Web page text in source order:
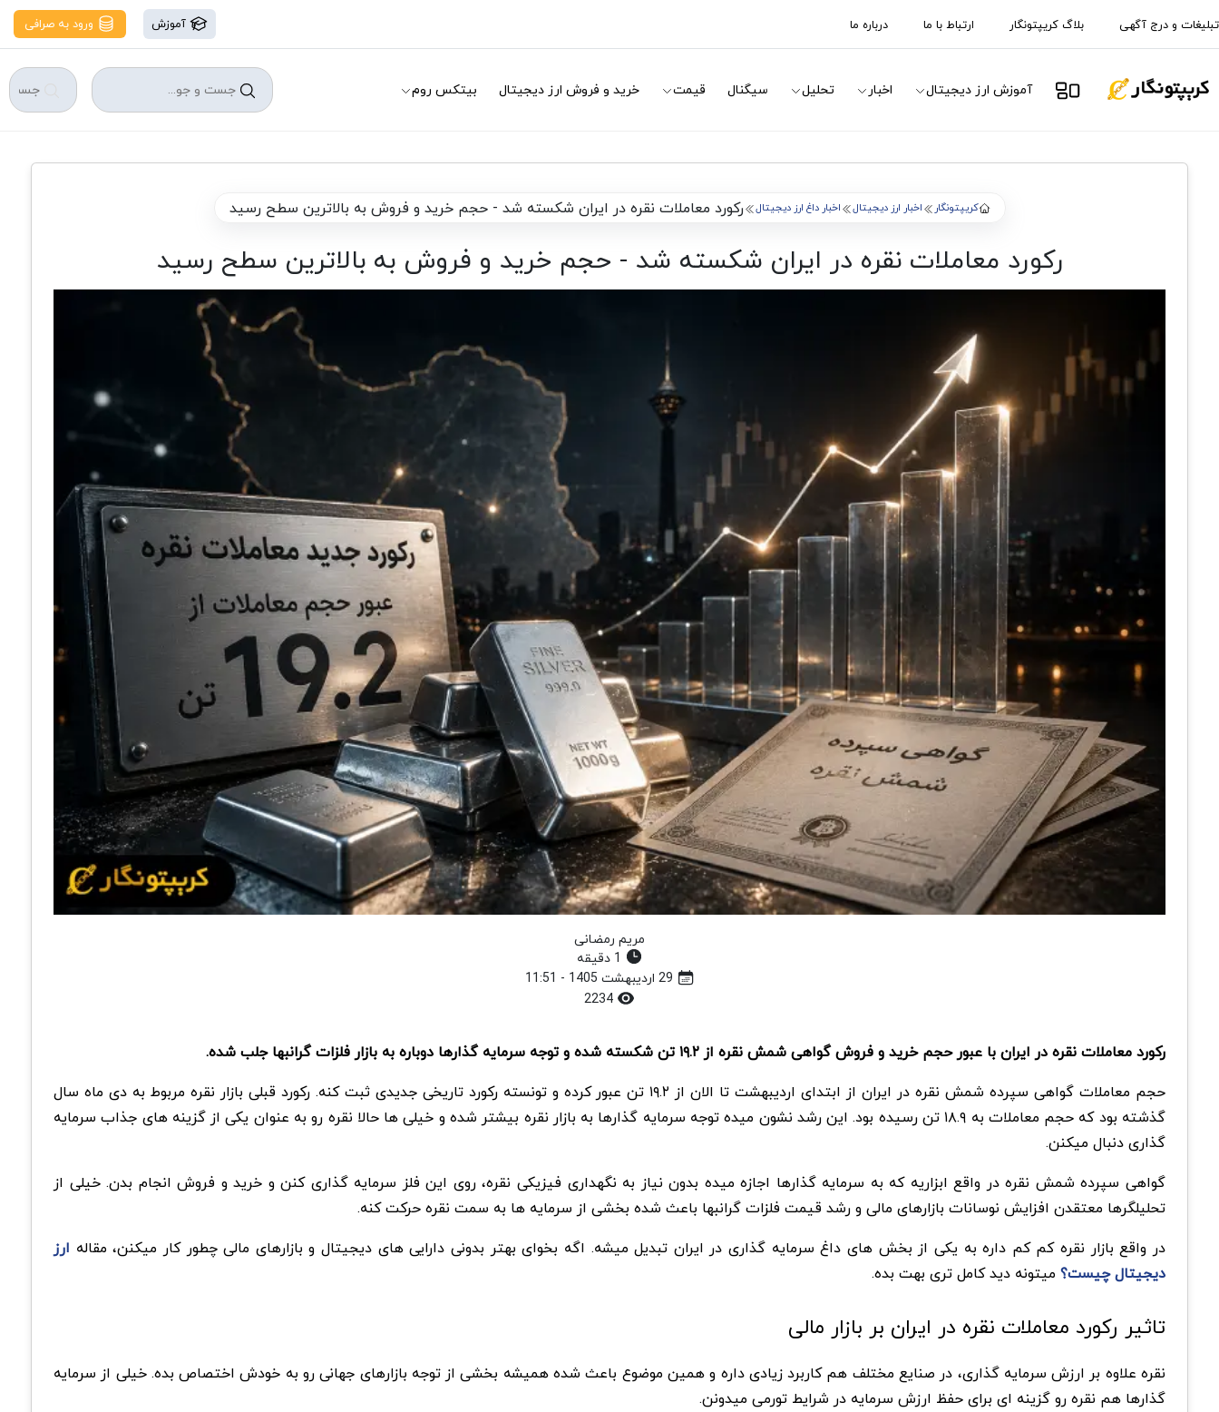
تبلیغات و درج آگهی بلاگ کریپتونگار ارتباط با ما درباره ما آموزش ورود به صرافی
آموزش ارز دیجیتال اخبار تحلیل سیگنال قیمت خرید و فروش ارز دیجیتال بیتکس روم
کریپتونگار اخبار ارز دیجیتال اخبار داغ ارز دیجیتال رکورد معاملات نقره در ایران شکسته شد - حجم خرید و فروش به بالاترین سطح رسید
رکورد معاملات نقره در ایران شکسته شد - حجم خرید و فروش به بالاترین سطح رسید
مریم رمضانی
رکورد معاملات نقره در ایران با عبور حجم خرید و فروش گواهی شمش نقره از ۱۹.۲ تن شکسته شده و توجه سرمایه گذارها دوباره به بازار فلزات گرانبها جلب شده.
حجم معاملات گواهی سپرده شمش نقره در ایران از ابتدای اردیبهشت تا الان از ۱۹.۲ تن عبور کرده و تونسته رکورد تاریخی جدیدی ثبت کنه. رکورد قبلی بازار نقره مربوط به دی ماه سال
گذشته بود که حجم معاملات به ۱۸.۹ تن رسیده بود. این رشد نشون میده توجه سرمایه گذارها به بازار نقره بیشتر شده و خیلی ها حالا نقره رو به عنوان یکی از گزینه های جذاب سرمایه
گذاری دنبال میکنن.
گواهی سپرده شمش نقره در واقع ابزاریه که به سرمایه گذارها اجازه میده بدون نیاز به نگهداری فیزیکی نقره، روی این فلز سرمایه گذاری کنن و خرید و فروش انجام بدن. خیلی از
تحلیلگرها معتقدن افزایش نوسانات بازارهای مالی و رشد قیمت فلزات گرانبها باعث شده بخشی از سرمایه ها به سمت نقره حرکت کنه.
در واقع بازار نقره کم کم داره به یکی از بخش های داغ سرمایه گذاری در ایران تبدیل میشه. اگه بخوای بهتر بدونی دارایی های دیجیتال و بازارهای مالی چطور کار میکنن، مقاله ارز
دیجیتال چیست؟ میتونه دید کامل تری بهت بده.
تاثیر رکورد معاملات نقره در ایران بر بازار مالی
نقره علاوه بر ارزش سرمایه گذاری، در صنایع مختلف هم کاربرد زیادی داره و همین موضوع باعث شده همیشه بخشی از توجه بازارهای جهانی رو به خودش اختصاص بده. خیلی از سرمایه
گذارها هم نقره رو گزینه ای برای حفظ ارزش سرمایه در شرایط تورمی میدونن.